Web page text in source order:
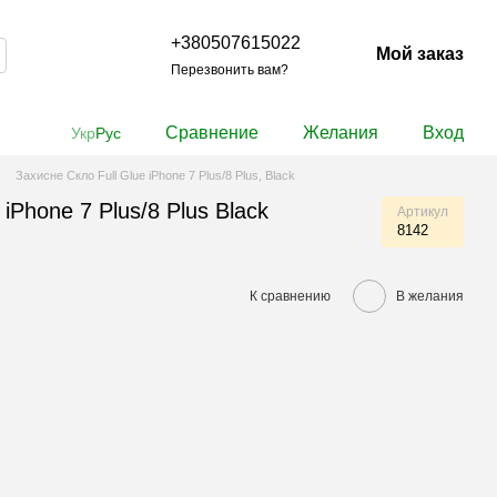
+380507615022
Перезвонить вам?
Мой заказ
УкрРус Сравнение Желания Вход
Захисне Скло Full Glue iPhone 7 Plus/8 Plus, Black
7 Plus/8 Plus Black Артикул
8142
К сравнению В желания